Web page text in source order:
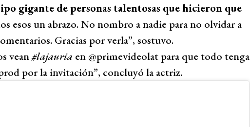
gigante de personas talentosas que hicieron que
esos un abrazo. No nombro a nadie para no olvidar a
Gracias por verla”, sostuvo.
vean#lajauria en @primevideolat para que todo tenga
por la invitación”, concluyó la actriz.